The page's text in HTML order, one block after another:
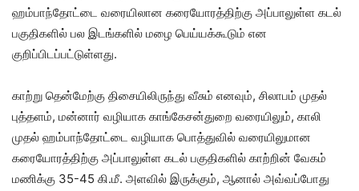
ஹம்பாந்தோட்டை வரையிலான கரையோரத்திற்கு அப்பாலுள்ள கடல்
பகுதிகளில் பல இடங்களில் மழை பெய்யக்கூடும் என
குறிப்பிடப்பட்டுள்ளது.
காற்று தென்மேற்கு திசையிலிருந்து வீசும் எனவும், சிலாபம் முதல்
புத்தளம், மன்னார் வழியாக காங்கேசன்துறை வரையிலும், காலி
முதல் ஹம்பாந்தோட்டை வழியாக பொத்துவில் வரையிலுமான
கரையோரத்திற்கு அப்பாலுள்ள கடல் பகுதிகளில் காற்றின் வேகம்
மணிக்கு 35-45 கி.மீ. அளவில் இருக்கும், ஆனால் அவ்வப்போது